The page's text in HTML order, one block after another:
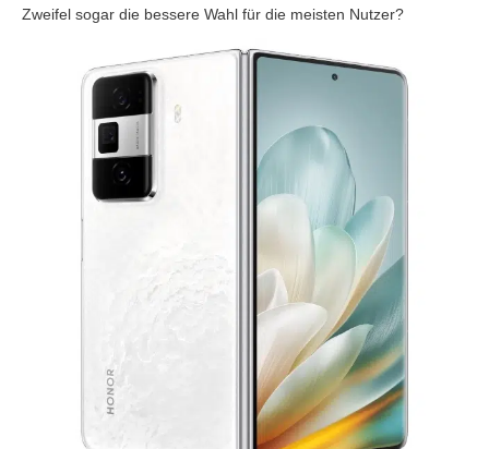
Zweifel sogar die bessere Wahl für die meisten Nutzer?